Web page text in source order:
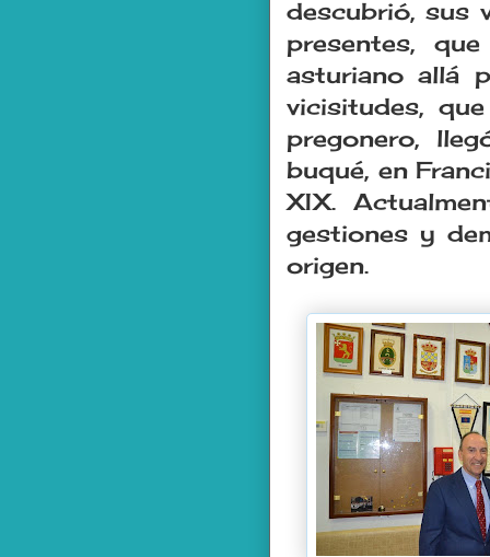
descubrió, sus
presentes,
asturiano allá
vicisitudes,
pregonero,
buqué, en
XIX.
gestiones y
origen.